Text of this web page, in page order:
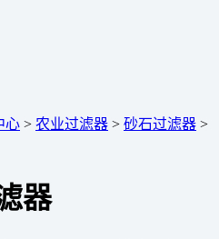
心 > 农业过滤器 > 砂石过滤器 >
器